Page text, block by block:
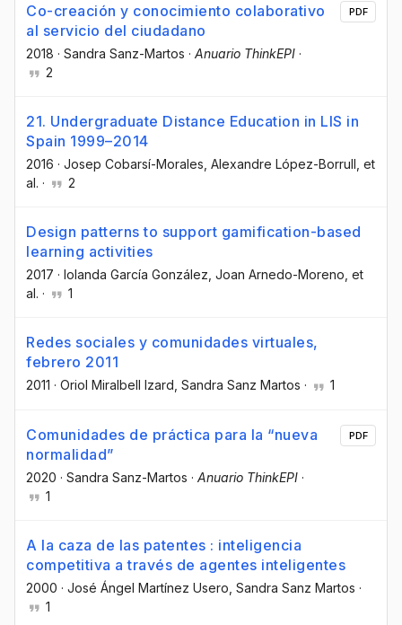
Co-creación y conocimiento colaborativo
al servicio del ciudadano
2018 · Sandra Sanz-Martos · Anuario ThinkEPI ·
2
PDF
21. Undergraduate Distance Education in LIS in
Spain 1999–2014
2016 · Josep Cobarsí-Morales , Alexandre López-Borrull , et
al. · 2
Design patterns to support gamification-based
learning activities
2017 · Iolanda García González , Joan Arnedo-Moreno , et
al. · 1
Redes sociales y comunidades virtuales,
febrero 2011
2011 · Oriol Miralbell Izard , Sandra Sanz Martos · 1
Comunidades de práctica para la “nueva
normalidad”
2020 · Sandra Sanz-Martos · Anuario ThinkEPI ·
1
PDF
A la caza de las patentes : inteligencia
competitiva a través de agentes inteligentes
2000 · José Ángel Martínez Usero , Sandra Sanz Martos ·
1